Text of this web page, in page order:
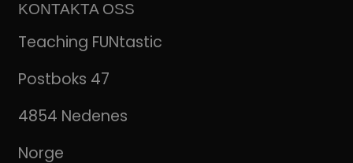
KONTAKTA OSS
Teaching FUNtastic
Postboks 47
4854 Nedenes
Norge